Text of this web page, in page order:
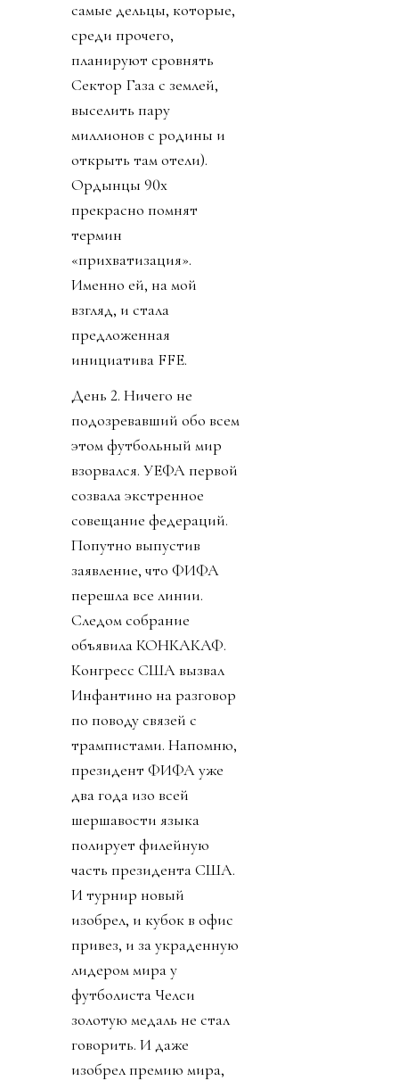
самые дельцы, которые,
среди прочего,
планируют сровнять
Сектор Газа с землей,
выселить пару
миллионов с родины и
открыть там отели).
Ордынцы 90х
прекрасно помнят
термин
«прихватизация».
Именно ей, на мой
взгляд, и стала
предложенная
инициатива FFE.
День 2. Ничего не
подозревавший обо всем
этом футбольный мир
взорвался. УЕФА первой
созвала экстренное
совещание федераций.
Попутно выпустив
заявление, что ФИФА
перешла все линии.
Следом собрание
объявила КОНКАКАФ.
Конгресс США вызвал
Инфантино на разговор
по поводу связей с
трампистами. Напомню,
президент ФИФА уже
два года изо всей
шершавости языка
полирует филейную
часть президента США.
И турнир новый
изобрел, и кубок в офис
привез, и за украденную
лидером мира у
футболиста Челси
золотую медаль не стал
говорить. И даже
изобрел премию мира,